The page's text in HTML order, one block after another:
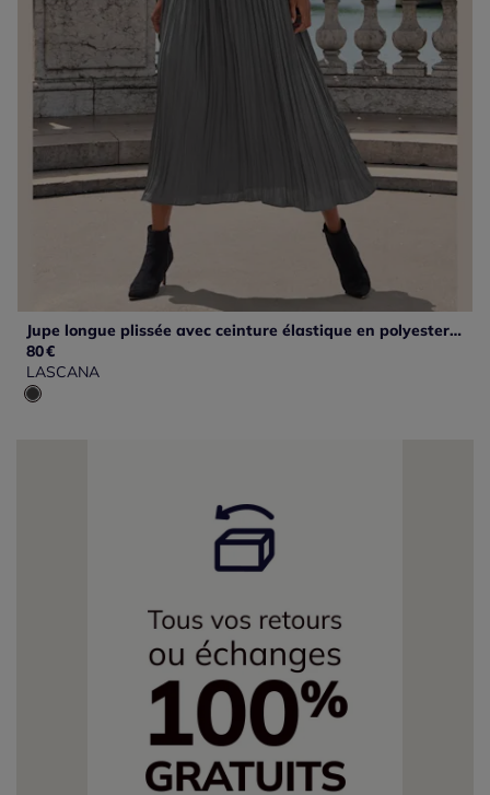
Jupe longue plissée avec ceinture élastique en polyester recyclé
80€
LASCANA